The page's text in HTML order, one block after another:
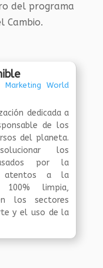
del programa
Cambio.
Marketing World
dedicada a
de los
del planeta.
los
por la
atentos a la
limpia,
los sectores
y el uso de la